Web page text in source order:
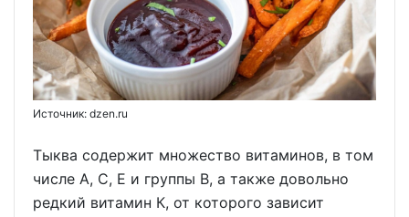
Источник: dzen.ru
Тыква содержит множество витаминов, в том
числе А, С, Е и группы В, а также довольно
редкий витамин К, от которого зависит